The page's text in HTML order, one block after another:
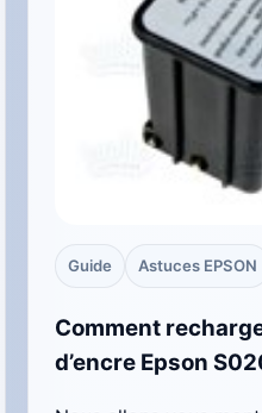
Guide Astuces EPSON
Comment
d’encre Epson